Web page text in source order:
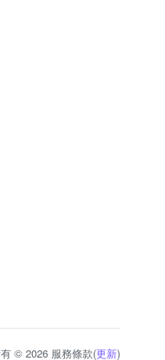
© 2026 服務條款(更新)